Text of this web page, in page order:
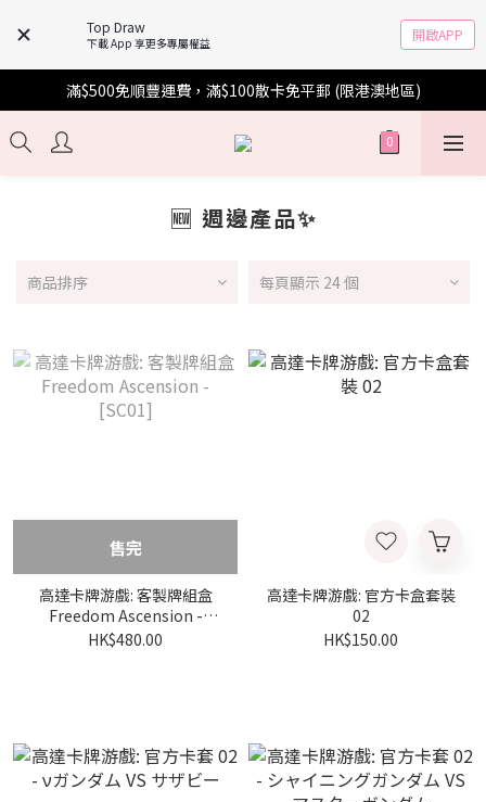
Top Draw
下載 App 享更多專屬權益 開啟APP
滿$500免順豐運費，滿$100散卡免平郵 (限港澳地區)
🆕 週邊產品✨
商品排序 每頁顯示 24 個
售完
高達卡牌游戲: 客製牌組盒
Freedom Ascension -
[SC01]
HK$480.00
高達卡牌游戲: 官方卡盒套裝
02
HK$150.00